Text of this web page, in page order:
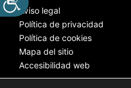
Aviso legal
Política de privacidad
Política de cookies
Mapa del sitio
Accesibilidad web